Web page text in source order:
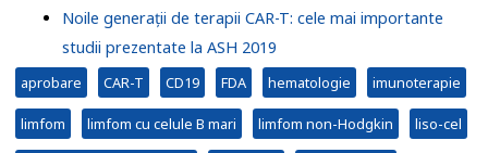
Noile generații de terapii CAR-T: cele mai importante
studii prezentate la ASH 2019
aprobare CAR-T CD19 FDA hematologie imunoterapie
limfom limfom cu celule B mari limfom non-Hodgkin liso-cel